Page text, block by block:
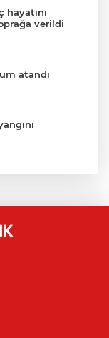
hayatını
verildi
atandı
çarptığı